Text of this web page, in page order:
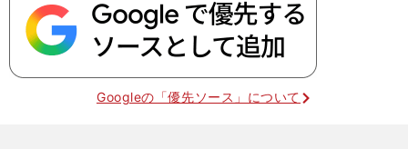
Googleの「優先ソース」について